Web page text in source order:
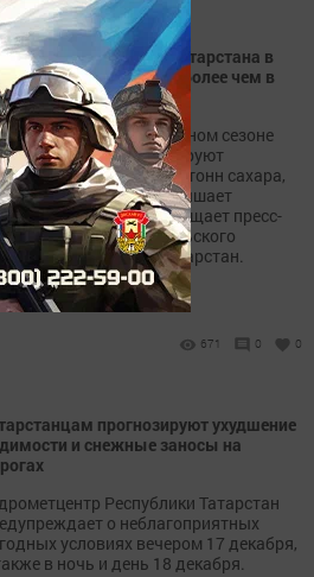
населения Татарстана в
будут обеспечены более чем в
раза
сельскохозяйственном сезоне
Татарстана планируют
около 250 000 тонн сахара,
более чем вдвое превышает
региона, сообщает пресс-
Министерства сельского
Республики Татарстан.
671 0 0
прогнозируют ухудшение
и снежные заносы на
Республики Татарстан
о неблагоприятных
условиях вечером 17 декабря,
в ночь и день 18 декабря.